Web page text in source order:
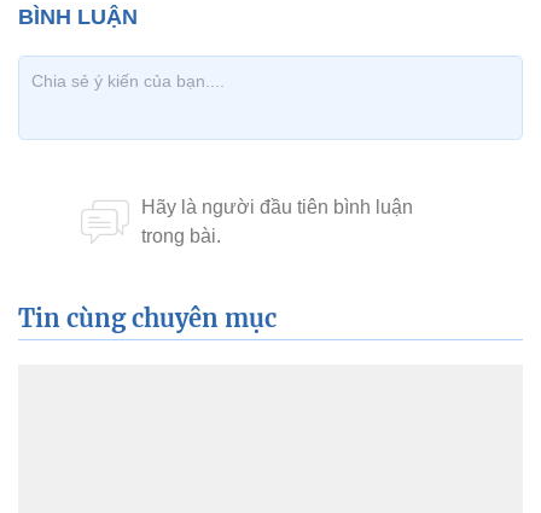
Tin cùng chuyên mục